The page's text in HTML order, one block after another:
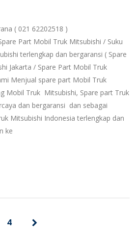
( 021 62202518 )
Part Mobil Truk Mitsubishi / Suku
terlengkap dan bergaransi ( Spare
Jakarta / Spare Part Mobil Truk
Menjual spare part Mobil Truk
Mobil Truk Mitsubishi, Spare part Truk
dan bergaransi dan sebagai
Mitsubishi Indonesia terlengkap dan
ke
4